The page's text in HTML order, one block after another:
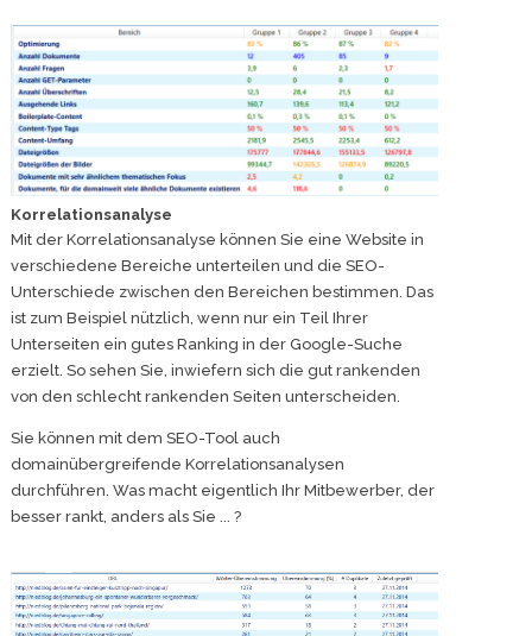
Korrelationsanalyse
Mit der Korrelationsanalyse können Sie eine Website in
verschiedene Bereiche unterteilen und die SEO-
Unterschiede zwischen den Bereichen bestimmen. Das
ist zum Beispiel nützlich, wenn nur ein Teil Ihrer
Unterseiten ein gutes Ranking in der Google-Suche
erzielt. So sehen Sie, inwiefern sich die gut rankenden
von den schlecht rankenden Seiten unterscheiden.
Sie können mit dem SEO-Tool auch
domainübergreifende Korrelationsanalysen
durchführen. Was macht eigentlich Ihr Mitbewerber, der
besser rankt, anders als Sie ... ?